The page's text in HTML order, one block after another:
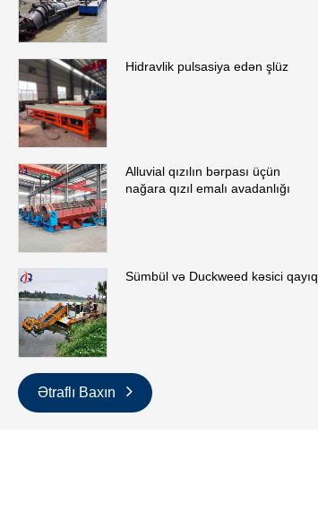
Hidravlik pulsasiya edən şlüz
Alluvial qızılın bərpası üçün
nağara qızıl emalı avadanlığı
Sümbül və Duckweed kəsici qayıq
Ətraflı Baxın